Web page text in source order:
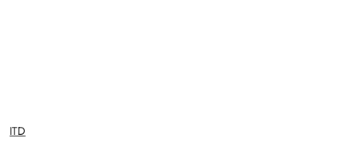
NAZWA
PRODUCENTA:
ITD